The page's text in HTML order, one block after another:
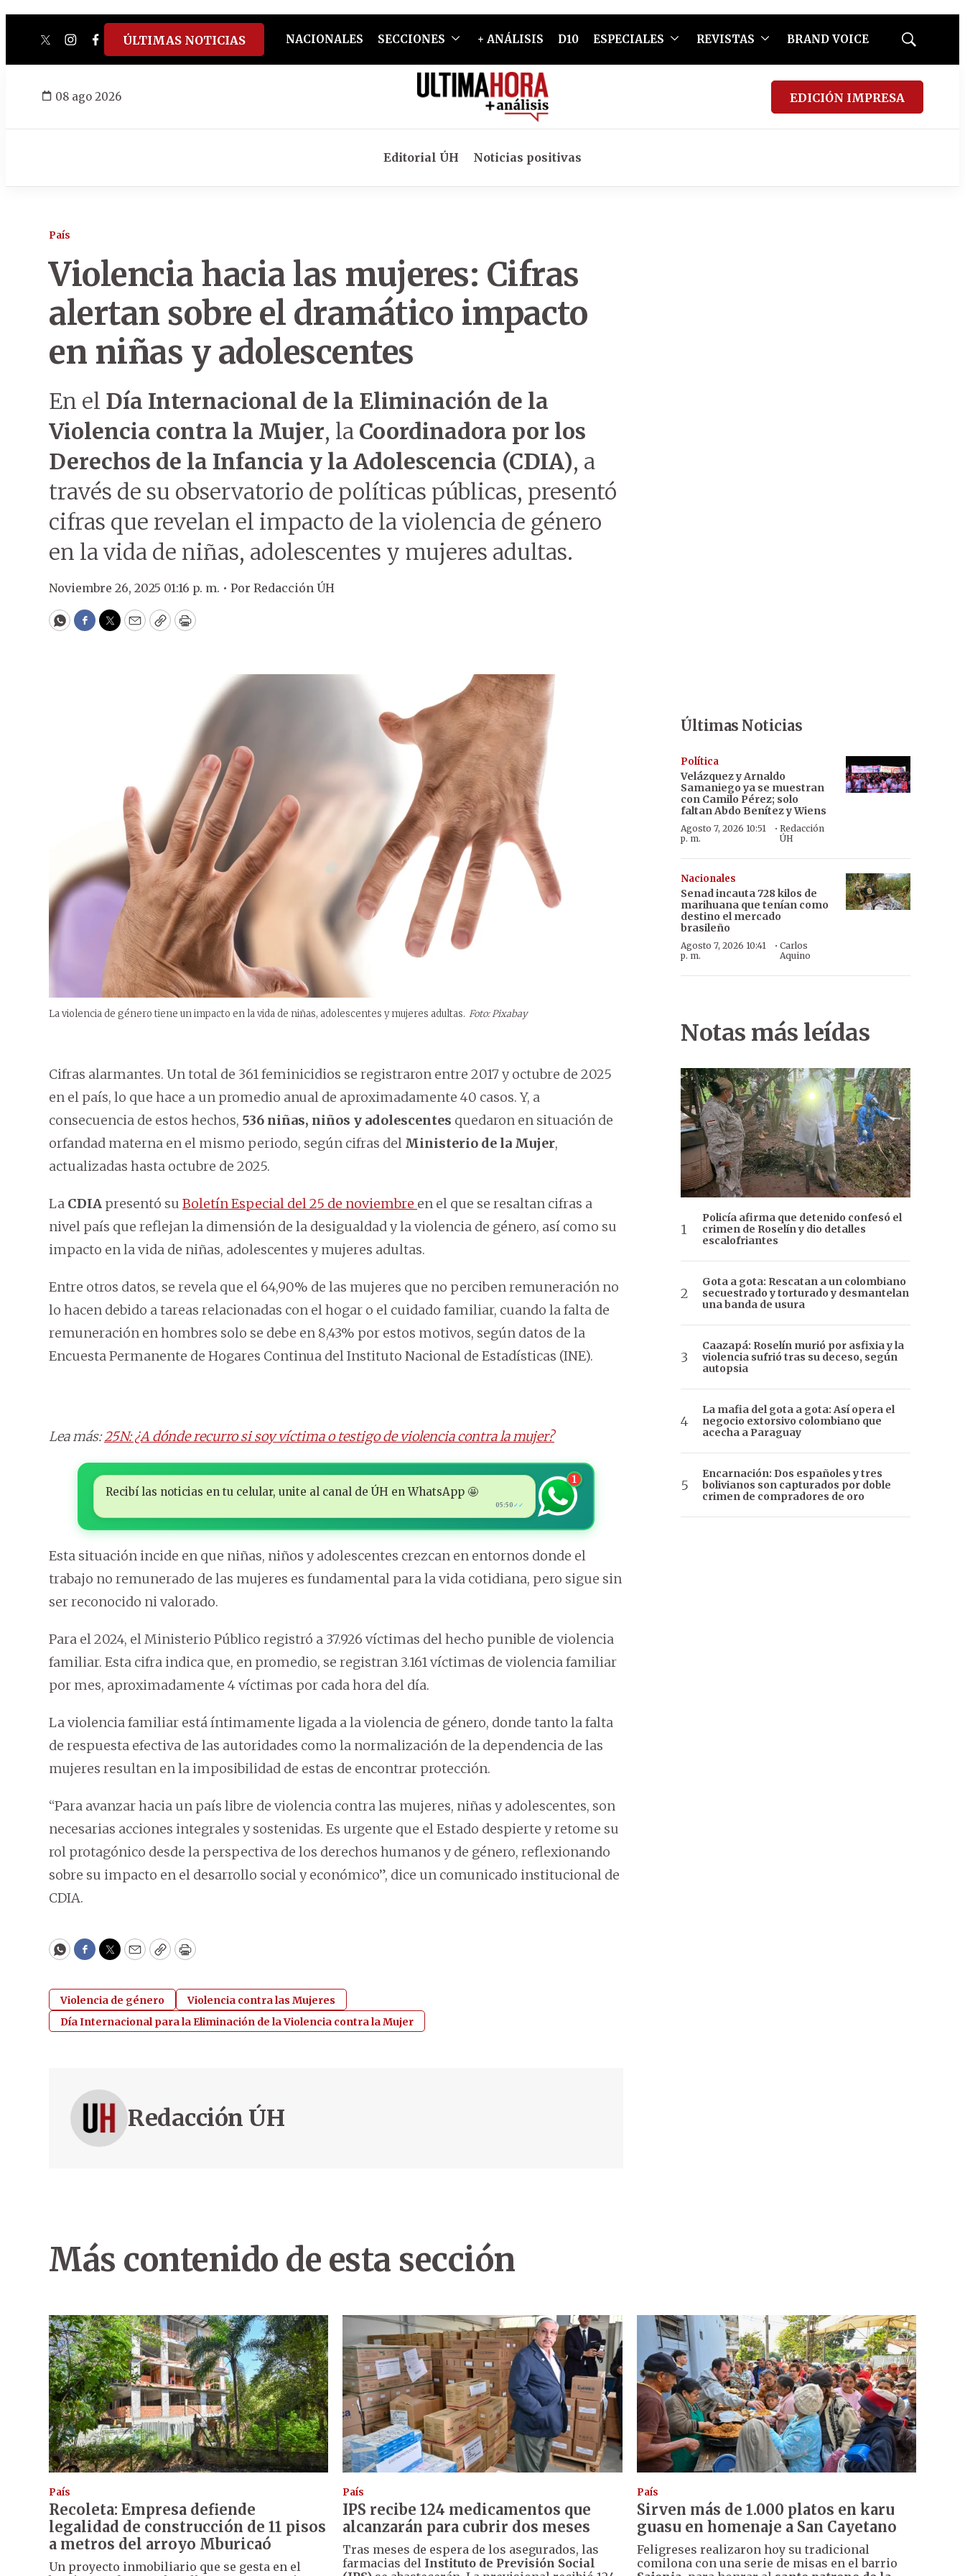
twitterinstagram
facebook
tiktokyoutube
spotify
ÚLTIMAS NOTICIAS NACIONALES SECCIONES + ANÁLISIS D10 ESPECIALES REVISTAS BRAND VOICE
Mostrar
08 ago 2026 EDICIÓN IMPRESA
Editorial ÚH Noticias positivas
País
Violencia hacia las mujeres: Cifras
alertan sobre el dramático impacto
en niñas y adolescentes
En el Día Internacional de la Eliminación de la
Violencia contra la Mujer, la Coordinadora por los
Derechos de la Infancia y la Adolescencia (CDIA), a
través de su observatorio de políticas públicas, presentó
cifras que revelan el impacto de la violencia de género
en la vida de niñas, adolescentes y mujeres adultas.
Noviembre 26, 2025 01:16 p. m. • Por Redacción ÚH
WhatsApp
Facebook
Twitter
EmailCopyPrint
La violencia de género tiene un impacto en la vida de niñas, adolescentes y mujeres adultas. Foto: Pixabay
Cifras alarmantes. Un total de 361 feminicidios se registraron entre 2017 y octubre de 2025
en el país, lo que hace a un promedio anual de aproximadamente 40 casos. Y, a
consecuencia de estos hechos, 536 niñas, niños y adolescentes quedaron en situación de
orfandad materna en el mismo periodo, según cifras del Ministerio de la Mujer,
actualizadas hasta octubre de 2025.
La CDIA presentó su Boletín Especial del 25 de noviembre en el que se resaltan cifras a
nivel país que reflejan la dimensión de la desigualdad y la violencia de género, así como su
impacto en la vida de niñas, adolescentes y mujeres adultas.
Entre otros datos, se revela que el 64,90% de las mujeres que no perciben remuneración no
lo hacen debido a tareas relacionadas con el hogar o el cuidado familiar, cuando la falta de
remuneración en hombres solo se debe en 8,43% por estos motivos, según datos de la
Encuesta Permanente de Hogares Continua del Instituto Nacional de Estadísticas (INE).
Lea más:25N: ¿A dónde recurro si soy víctima o testigo de violencia contra la mujer?
Recibí las noticias en tu celular, unite al canal de ÚH en WhatsApp 🤩
05:50 ✓✓
1
Esta situación incide en que niñas, niños y adolescentes crezcan en entornos donde el
trabajo no remunerado de las mujeres es fundamental para la vida cotidiana, pero sigue sin
ser reconocido ni valorado.
Para el 2024, el Ministerio Público registró a 37.926 víctimas del hecho punible de violencia
familiar. Esta cifra indica que, en promedio, se registran 3.161 víctimas de violencia familiar
por mes, aproximadamente 4 víctimas por cada hora del día.
La violencia familiar está íntimamente ligada a la violencia de género, donde tanto la falta
de respuesta efectiva de las autoridades como la normalización de la dependencia de las
mujeres resultan en la imposibilidad de estas de encontrar protección.
“Para avanzar hacia un país libre de violencia contra las mujeres, niñas y adolescentes, son
necesarias acciones integrales y sostenidas. Es urgente que el Estado despierte y retome su
rol protagónico desde la perspectiva de los derechos humanos y de género, reflexionando
sobre su impacto en el desarrollo social y económico”, dice un comunicado institucional de
CDIA.
WhatsApp
Facebook
Twitter
EmailCopyPrint
Violencia de género
Violencia contra las Mujeres
Día Internacional para la Eliminación de la Violencia contra la Mujer
Redacción ÚH
Últimas Noticias
Política
Velázquez y Arnaldo
Samaniego ya se muestran
con Camilo Pérez; solo
faltan Abdo Benítez y Wiens
Agosto 7, 2026 10:51
p. m.
·Redacción
ÚH
Nacionales
Senad incauta 728 kilos de
marihuana que tenían como
destino el mercado
brasileño
Agosto 7, 2026 10:41
p. m.
· Carlos
Aquino
Notas más leídas
Policía afirma que detenido confesó el
crimen de Roselín y dio detalles
escalofriantes
Gota a gota: Rescatan a un colombiano
secuestrado y torturado y desmantelan
una banda de usura
Caazapá: Roselín murió por asfixia y la
violencia sufrió tras su deceso, según
autopsia
La mafia del gota a gota: Así opera el
negocio extorsivo colombiano que
acecha a Paraguay
Encarnación: Dos españoles y tres
bolivianos son capturados por doble
crimen de compradores de oro
Más contenido de esta sección
País
Recoleta: Empresa defiende
legalidad de construcción de 11 pisos
a metros del arroyo Mburicaó
Un proyecto inmobiliario que se gesta en el
País
IPS recibe 124 medicamentos que
alcanzarán para cubrir dos meses
Tras meses de espera de los asegurados, las
farmacias del Instituto de Previsión Social
País
Sirven más de 1.000 platos en karu
guasu en homenaje a San Cayetano
Feligreses realizaron hoy su tradicional
comilona con una serie de misas en el barrio